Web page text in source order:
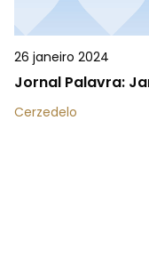
26 janeiro 2024
Jornal Palavra:
Cerzedelo